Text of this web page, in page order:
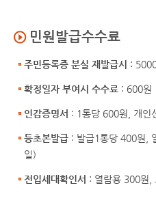
민원발급수수료
주민등록증 분실 재발급시 :
확정일자 부여시 수수료 : 600원
인감증명서 : 1통당 600원, 개인
등초본발급 : 발급1통당 400원,
일)
전입세대확인서 : 열람용 300원,